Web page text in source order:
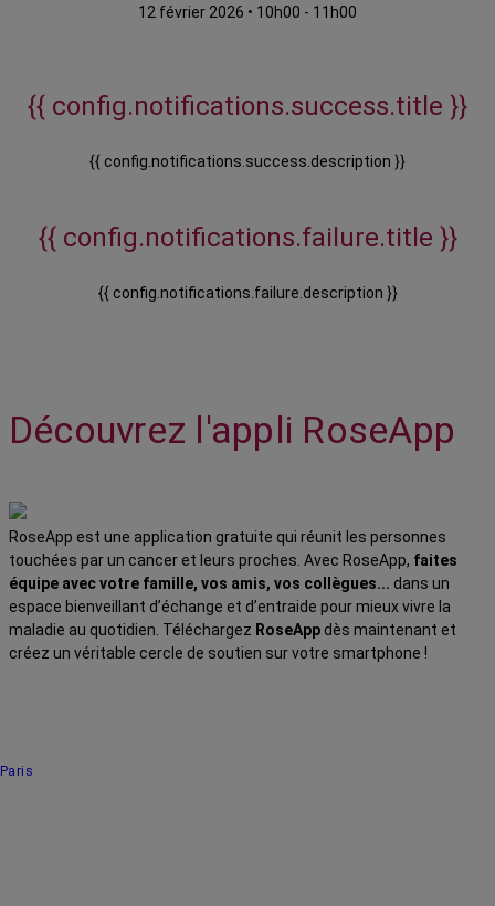
12 février 2026 • 10h00 - 11h00
{{ config.notifications.success.title }}
{{ config.notifications.success.description }}
{{ config.notifications.failure.title }}
{{ config.notifications.failure.description }}
Découvrez l'appli RoseApp
RoseApp est une application gratuite qui réunit les personnes
touchées par un cancer et leurs proches. Avec RoseApp, faites
équipe avec votre famille, vos amis, vos collègues... dans un
espace bienveillant d’échange et d’entraide pour mieux vivre la
maladie au quotidien. Téléchargez RoseApp dès maintenant et
créez un véritable cercle de soutien sur votre smartphone !
Paris